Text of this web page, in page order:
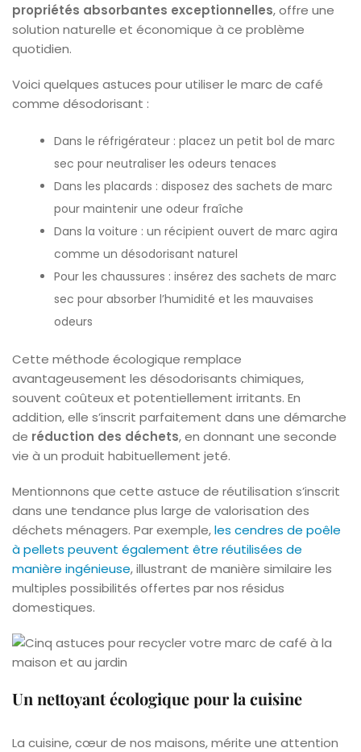
propriétés absorbantes exceptionnelles, offre une
solution naturelle et économique à ce problème
quotidien.
Voici quelques astuces pour utiliser le marc de café
comme désodorisant :
Dans le réfrigérateur : placez un petit bol de marc
sec pour neutraliser les odeurs tenaces
Dans les placards : disposez des sachets de marc
pour maintenir une odeur fraîche
Dans la voiture : un récipient ouvert de marc agira
comme un désodorisant naturel
Pour les chaussures : insérez des sachets de marc
sec pour absorber l’humidité et les mauvaises
odeurs
Cette méthode écologique remplace
avantageusement les désodorisants chimiques,
souvent coûteux et potentiellement irritants. En
addition, elle s’inscrit parfaitement dans une démarche
de réduction des déchets, en donnant une seconde
vie à un produit habituellement jeté.
Mentionnons que cette astuce de réutilisation s’inscrit
dans une tendance plus large de valorisation des
déchets ménagers. Par exemple,les cendres de poêle
à pellets peuvent également être réutilisées de
manière ingénieuse, illustrant de manière similaire les
multiples possibilités offertes par nos résidus
domestiques.
Un nettoyant écologique pour la cuisine
La cuisine, cœur de nos maisons, mérite une attention